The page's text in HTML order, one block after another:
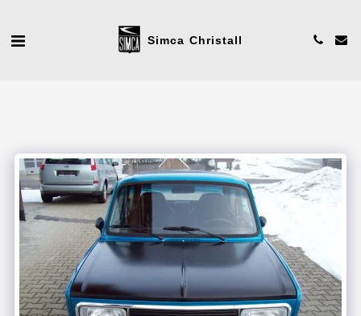
Simca Christall